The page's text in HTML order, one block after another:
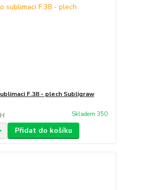
F.38 - plech Subligraw
Skladem 350
Přidat do košíku